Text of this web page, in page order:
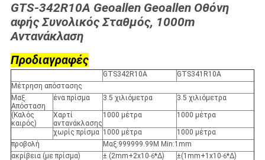
GTS-342R10A Geoallen Geoallen Οθόνη
αφής Συνολικός Σταθμός, 1000m
Αντανάκλαση
Προδιαγραφές
GTS342R10A
GTS341R10A
Μέτρηση απόστασης
Μαξ.
Απόσταση
ένα πρίσμα 3.5 χιλιόμετρα 3.5 χιλιόμετρα
(Καλός
καιρός)
Χαρτί
αντανάκλασης
1000 μέτρα 1000 μέτρα
χωρίς πρίσμα 1000 μέτρα
1000 μέτρα
προβολή
Μαξ:999999.99M Min:1mm
ακρίβεια (με πρίσμα)
± (2mm+2x10-6*Δ) ±(1mm+1x10-6*Δ)